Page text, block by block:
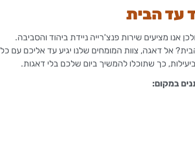
עד הבית
אנו מציעים שירות פנצ'רייה ניידת ביהוד והסביבה.
אל דאגה, צוות המומחים שלנו יגיע עד אליכם עם כל
כך שתוכלו להמשיך ביום שלכם בלי דאגות.
במקום: